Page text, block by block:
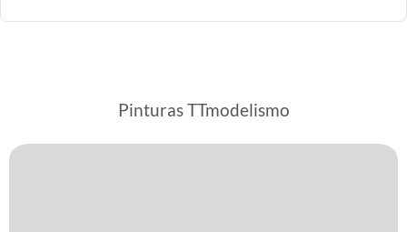
Pinturas TTmodelismo